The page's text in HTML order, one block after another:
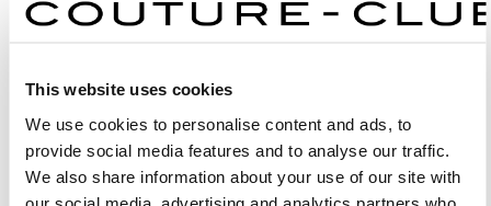
This website uses cookies
We use cookies to personalise content and ads, to
provide social media features and to analyse our traffic.
We also share information about your use of our site with
our social media, advertising and analytics partners who
Los vestidos para boda son una categoría esencial
dentro de Couture Club. Diseñados para acompañar
momentos únicos, combinan estética refinada,